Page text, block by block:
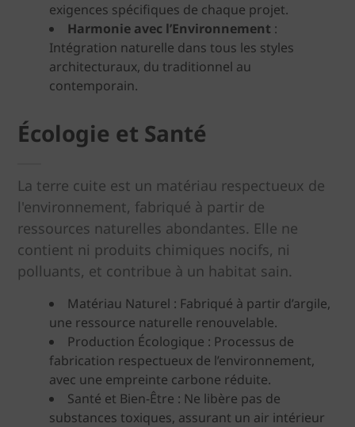
exigences spécifiques de chaque projet.
Harmonie avec l’Environnement :
Intégration naturelle dans tous les styles
architecturaux, du traditionnel au
contemporain.
Écologie et Santé
La terre cuite est un matériau respectueux de
l'environnement, fabriqué à partir de
ressources naturelles abondantes. Elle ne
contient ni produits chimiques nocifs, ni
polluants, et contribue à un habitat sain.
Matériau Naturel : Fabriqué à partir d’argile,
une ressource naturelle renouvelable.
Production Écologique : Processus de
fabrication respectueux de l’environnement,
avec une empreinte carbone réduite.
Santé et Bien-Être : Ne libère pas de
substances toxiques, assurant un air intérieur